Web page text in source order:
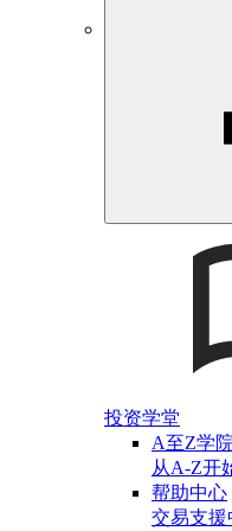
投资学堂
A至Z学院
从A-Z开
帮助中心
交易支援